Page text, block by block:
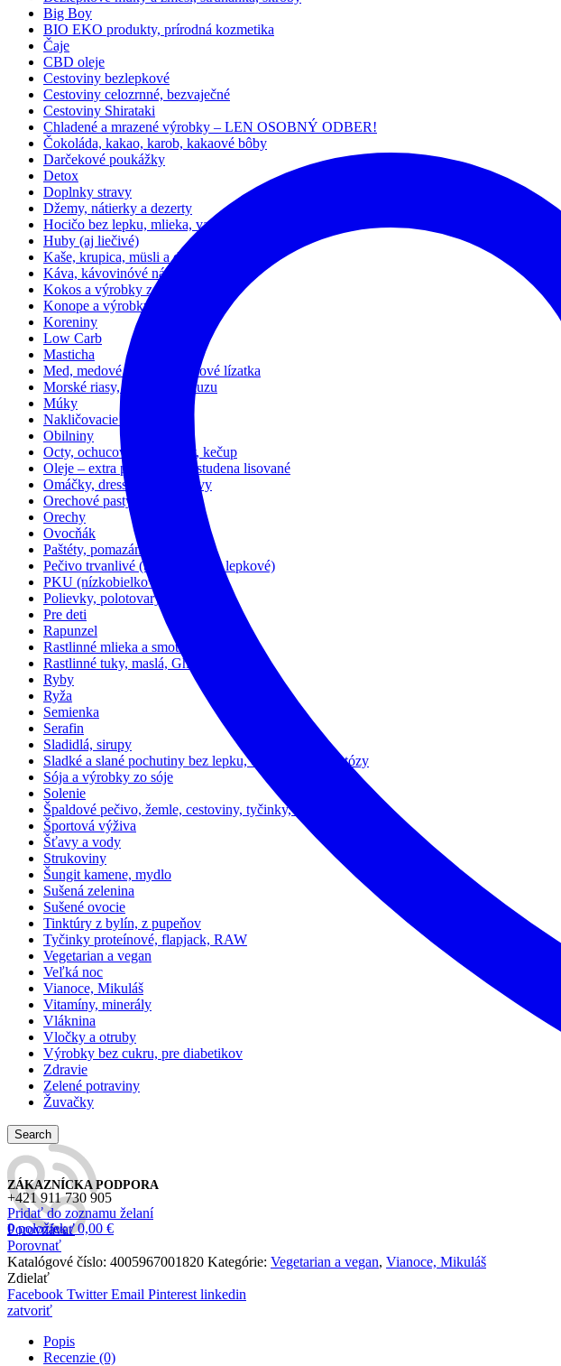
Big Boy
BIO EKO produkty, prírodná kozmetika
Čaje
CBD oleje
Cestoviny bezlepkové
Cestoviny celozrnné, bezvaječné
Cestoviny Shirataki
Chladené a mrazené výrobky – LEN OSOBNÝ ODBER!
Čokoláda, kakao, karob, kakaové bôby
Darčekové poukážky
Detox
Doplnky stravy
Džemy, nátierky a dezerty
Hocičo bez lepku, mlieka, vajec
Huby (aj liečivé)
Kaše, krupica, müsli a detská výživa
Káva, kávovinóvé nápoje
Kokos a výrobky z neho
Konope a výrobky z neho
Koreniny
Low Carb
Masticha
Med, medové cukríky, medové lízatka
Morské riasy, miso, ume, kuzu
Múky
Nakličovacie semienka
Obilniny
Octy, ochucovadlá, bujóny, kečup
Oleje – extra panenské, za studena lisované
Omáčky, dressingy, konzervy
Orechové pasty a maslá
Orechy
Ovocňák
Paštéty, pomazánky
Pečivo trvanlivé (bezlepkové aj lepkové)
PKU (nízkobielkovinové)
Polievky, polotovary, puding
Pre deti
Rapunzel
Rastlinné mlieka a smotany
Rastlinné tuky, maslá, Ghi
Ryby
Ryža
Semienka
Serafin
Sladidlá, sirupy
Sladké a slané pochutiny bez lepku, cukru, vajec, laktózy
Sója a výrobky zo sóje
Solenie
Špaldové pečivo, žemle, cestoviny, tyčinky, sušienky
Športová výživa
Šťavy a vody
Strukoviny
Šungit kamene, mydlo
Sušená zelenina
Sušené ovocie
Tinktúry z bylín, z pupeňov
Tyčinky proteínové, flapjack, RAW
Vegetarian a vegan
Veľká noc
Vianoce, Mikuláš
Vitamíny, minerály
Vláknina
Vločky a otruby
Výrobky bez cukru, pre diabetikov
Zdravie
Zelené potraviny
Žuvačky
Search
ZÁKAZNÍCKA PODPORA
+421 911 730 905
0položiek / 0,00 €
Pridať do zoznamu želaní
Porovnávať
Porovnať
Katalógové číslo: 4005967001820 Kategórie: Vegetarian a vegan, Vianoce, Mikuláš
Zdielať
Facebook Twitter Email Pinterest linkedin
zatvoriť
Popis
Recenzie (0)